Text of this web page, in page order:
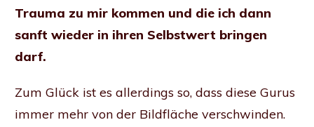
Trauma zu mir kommen und die ich dann
sanft wieder in ihren Selbstwert bringen
darf.
Zum Glück ist es allerdings so, dass diese Gurus
immer mehr von der Bildfläche verschwinden.